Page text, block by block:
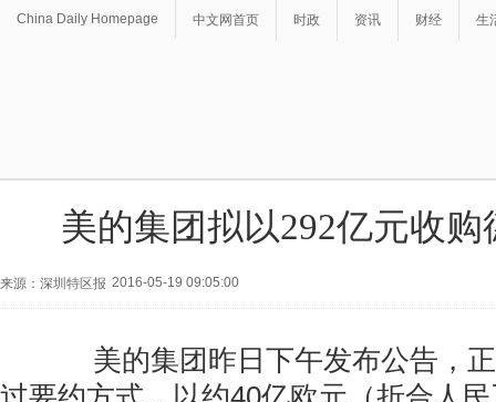
China Daily Homepage 中文网首页 时政 资讯 财经 生
美的集团拟以292亿元收
来源：深圳特区报 2016-05-19 09:05:00
美的集团昨日下午发布公告，正